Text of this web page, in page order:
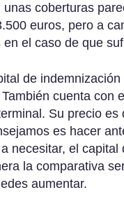
coberturas
euros, pero a
el caso de que
de
cuenta con
Su precio es
es hacer
necesitar, el
la comparativa
aumentar.